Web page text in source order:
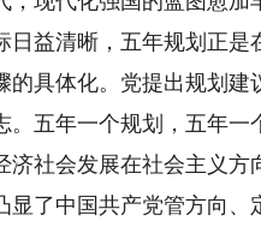
日益清晰，五年规划正
的具体化。党提出规划
。五年一个规划，五年
济社会发展在社会主义
显了中国共产党管方向